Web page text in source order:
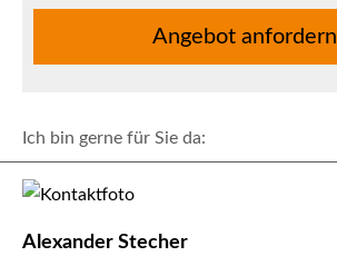
An­ge­bot an­for­dern
Ich bin gerne für Sie da:
Alexander Stecher